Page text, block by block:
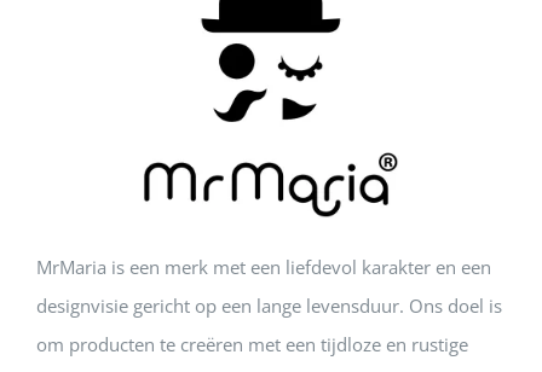
MrMaria is een merk met een liefdevol karakter en een
designvisie gericht op een lange levensduur. Ons doel is
om producten te creëren met een tijdloze en rustige